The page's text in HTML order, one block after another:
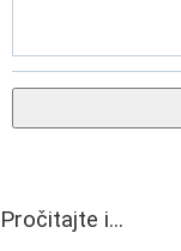
Pročitajte i...